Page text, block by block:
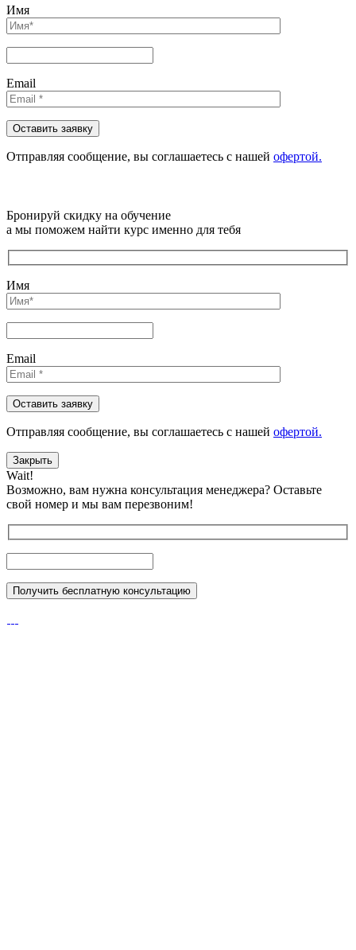
Имя
Email
Отправляя сообщениe, вы соглашаетесь с нашей офертой.
Бронируй скидку на обучение
а мы поможем найти курс именно для тебя
Имя
Email
Отправляя сообщениe, вы соглашаетесь с нашей офертой.
Закрыть
Wait!
Возможно, вам нужна консультация менеджера? Оставьте
свой номер и мы вам перезвоним!